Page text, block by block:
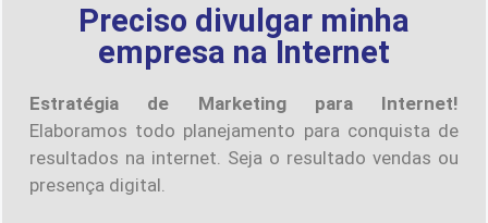
Preciso divulgar minha
empresa na Internet
Estratégia de Marketing para Internet!
Elaboramos todo planejamento para conquista de
resultados na internet. Seja o resultado vendas ou
presença digital.